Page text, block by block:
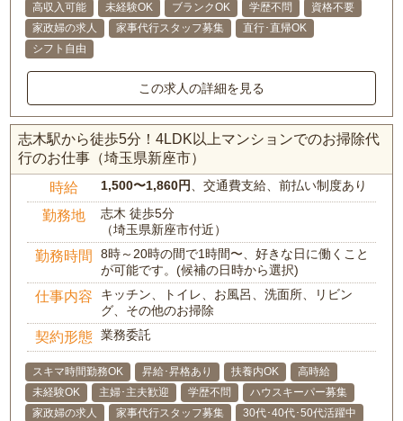
高収入可能
未経験OK ブランクOK 学歴不問
資格不要
家政婦の求人
家事代行スタッフ募集
直行･直帰OK
シフト自由
この求人の詳細を見る
志木駅から徒歩5分！4LDK以上マンションでのお掃除代
行のお仕事（埼玉県新座市）
時給 1,500〜1,860円、交通費支給、前払い制度あり
勤務地
志木 徒歩5分
（埼玉県新座市付近）
勤務時間
8時～20時の間で1時間〜、好きな日に働くこと
が可能です。(候補の日時から選択)
仕事内容
キッチン、トイレ、お風呂、洗面所、リビン
グ、その他のお掃除
契約形態 業務委託
スキマ時間勤務OK 昇給･昇格あり 扶養内OK
高時給
未経験OK
主婦･主夫歓迎 学歴不問
ハウスキーパー募集
家政婦の求人
家事代行スタッフ募集 30代･40代･50代活躍中